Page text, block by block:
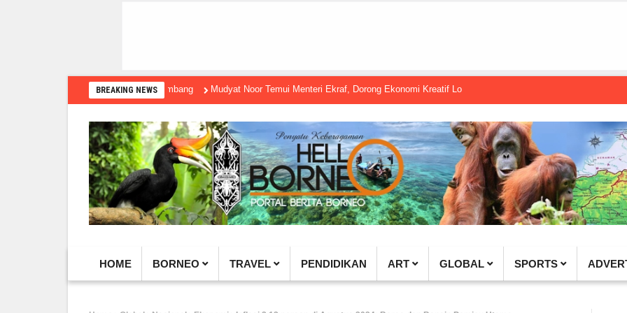
BREAKING NEWS Mudyat Noor Temui Menteri Ekraf, Dorong Ekonomi Kreatif Lokal Naik Kelas Gembel PPU dan IGTKI
HOME BORNEO TRAVEL PENDIDIKAN ART GLOBAL SPORTS